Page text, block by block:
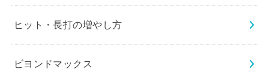
ヒット・長打の増やし方
ビヨンドマックス